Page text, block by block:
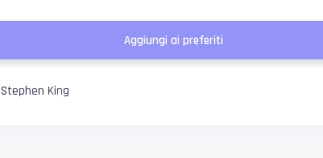
Aggiungi ai preferiti
Stephen King